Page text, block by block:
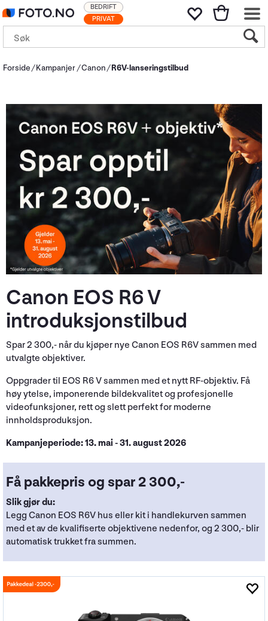
PRIVAT
BEDRIFT
Forside Kampanjer Canon R6V-lanseringstilbud
Canon EOS R6 V
introduksjonstilbud
Spar 2 300,- når du kjøper nye Canon EOS R6V sammen med
utvalgte objektiver.
Oppgrader til EOS R6 V sammen med et nytt RF-objektiv. Få
høy ytelse, imponerende bildekvalitet og profesjonelle
videofunksjoner, rett og slett perfekt for moderne
innholdsproduksjon.
Kampanjeperiode: 13. mai - 31. august 2026
Få pakkepris og spar 2 300,-
Slik gjør du:
Legg Canon EOS R6V hus eller kit i handlekurven sammen
med et av de kvalifiserte objektivene nedenfor, og 2 300,- blir
automatisk trukket fra summen.